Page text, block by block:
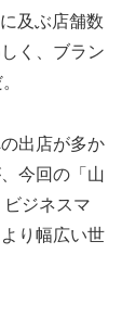
及ぶ店舗数
く、ブラン
出店が多か
今回の「山
ジネスマ
り幅広い世